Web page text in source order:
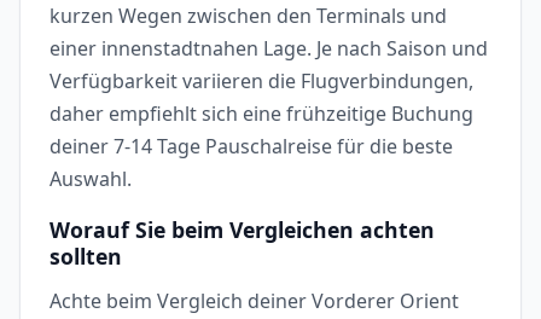
kurzen Wegen zwischen den Terminals und
einer innenstadtnahen Lage. Je nach Saison und
Verfügbarkeit variieren die Flugverbindungen,
daher empfiehlt sich eine frühzeitige Buchung
deiner 7-14 Tage Pauschalreise für die beste
Auswahl.
Worauf Sie beim Vergleichen achten
sollten
Achte beim Vergleich deiner Vorderer Orient